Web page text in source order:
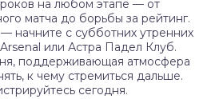
на любом этапе — от
матча до борьбы за рейтинг.
— начните с субботних утренних
или Астра Падел Клуб.
поддерживающая атмосфера
к чему стремиться дальше.
сегодня.